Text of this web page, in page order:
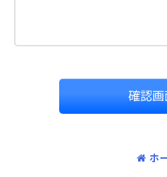
確認画
ホ